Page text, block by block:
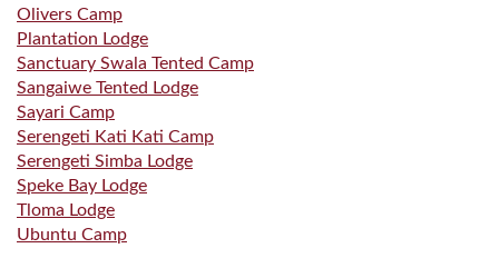
Olivers Camp
Plantation Lodge
Sanctuary Swala Tented Camp
Sangaiwe Tented Lodge
Sayari Camp
Serengeti Kati Kati Camp
Serengeti Simba Lodge
Speke Bay Lodge
Tloma Lodge
Ubuntu Camp